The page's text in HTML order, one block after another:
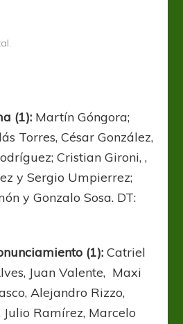
(1): Martín Góngora;
Torres, César González,
Cristian Gironi, ,
y Sergio Umpierrez;
y Gonzalo Sosa. DT:
(1): Catriel
Juan Valente, Maxi
Alejandro Rizzo,
Julio Ramírez, Marcelo